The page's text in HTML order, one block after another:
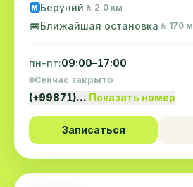
M Беруний 🚶 2.0 км
🚌Ближайшая остановка 🚶 170 м
пн–пт:09:00–17:00
Сейчас закрыто
(+99871)… Показать номер
Записаться